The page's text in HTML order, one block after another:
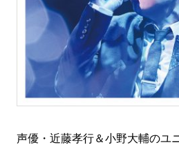
声優・近藤孝行＆小野大輔のユ